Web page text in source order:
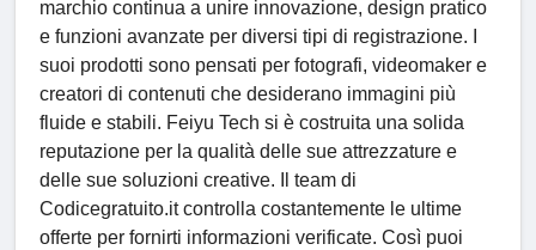
marchio continua a unire innovazione, design pratico
e funzioni avanzate per diversi tipi di registrazione. I
suoi prodotti sono pensati per fotografi, videomaker e
creatori di contenuti che desiderano immagini più
fluide e stabili. Feiyu Tech si è costruita una solida
reputazione per la qualità delle sue attrezzature e
delle sue soluzioni creative. Il team di
Codicegratuito.it controlla costantemente le ultime
offerte per fornirti informazioni verificate. Così puoi